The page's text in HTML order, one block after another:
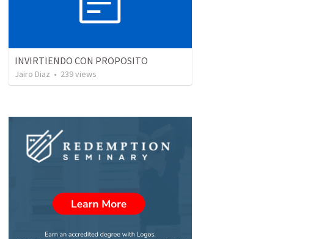
INVIRTIENDO CON PROPOSITO
Jairo Diaz • 239views